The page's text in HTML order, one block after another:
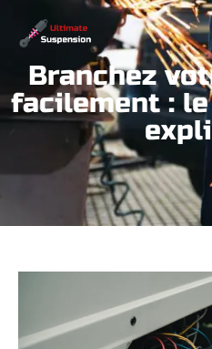
Branchez
facilement :